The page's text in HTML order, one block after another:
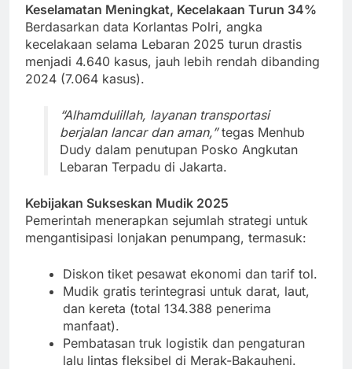
Keselamatan Meningkat, Kecelakaan Turun 34%
Berdasarkan data Korlantas Polri, angka
kecelakaan selama Lebaran 2025 turun drastis
menjadi 4.640 kasus, jauh lebih rendah dibanding
2024 (7.064 kasus).
“Alhamdulillah, layanan transportasi
berjalan lancar dan aman,”tegas Menhub
Dudy dalam penutupan Posko Angkutan
Lebaran Terpadu di Jakarta.
Kebijakan Sukseskan Mudik 2025
Pemerintah menerapkan sejumlah strategi untuk
mengantisipasi lonjakan penumpang, termasuk:
Diskon tiket pesawat ekonomi dan tarif tol.
Mudik gratis terintegrasi untuk darat, laut,
dan kereta (total 134.388 penerima
manfaat).
Pembatasan truk logistik dan pengaturan
lalu lintas fleksibel di Merak-Bakauheni.